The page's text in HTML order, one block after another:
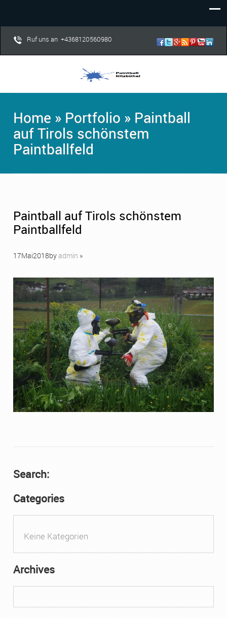
Ruf uns an +4368120560980
Home » Portfolio » Paintball
auf Tirols schönstem
Paintballfeld
Paintball auf Tirols schönstem
Paintballfeld
17Mai2018byadmin »
Search:
Categories
Keine Kategorien
Archives